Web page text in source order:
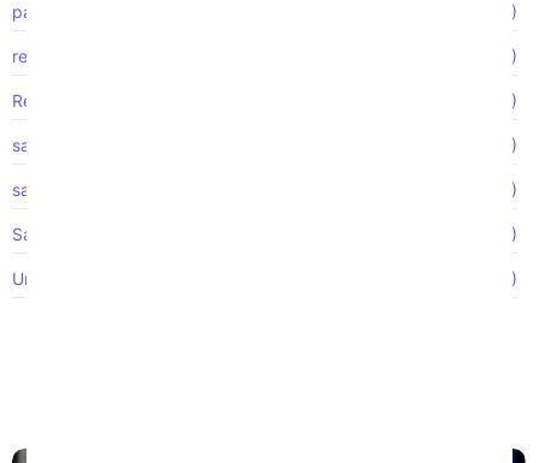
pago por tiempo extra (2)
reclamo de accidente (3)
Represalia (1)
salario y hora (1)
salarios impagos (1)
Salarios no pagados (1)
Uncategorized (47)